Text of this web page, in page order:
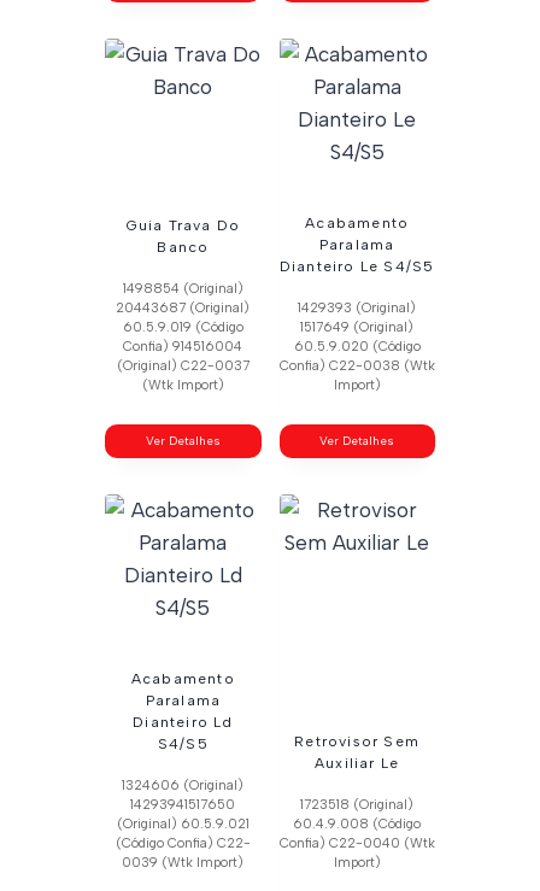
Guia Trava Do
Banco
1498854 (Original)
20443687 (Original)
60.5.9.019 (Código
Confia) 914516004
(Original) C22-0037
(Wtk Import)
Ver Detalhes
Acabamento
Paralama
Dianteiro Le S4/S5
1429393 (Original)
1517649 (Original)
60.5.9.020 (Código
Confia) C22-0038 (Wtk
Import)
Ver Detalhes
Acabamento
Paralama
Dianteiro Ld
S4/S5
1324606 (Original)
14293941517650
(Original) 60.5.9.021
(Código Confia) C22-
0039 (Wtk Import)
Retrovisor Sem
Auxiliar Le
1723518 (Original)
60.4.9.008 (Código
Confia) C22-0040 (Wtk
Import)